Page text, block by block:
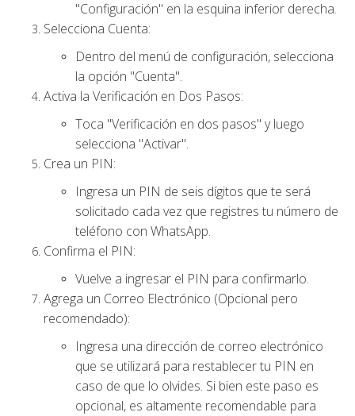
"Configuración" en la esquina inferior derecha.
Selecciona Cuenta:
Dentro del menú de configuración, selecciona
la opción "Cuenta".
Activa la Verificación en Dos Pasos:
Toca "Verificación en dos pasos" y luego
selecciona "Activar".
Crea un PIN:
Ingresa un PIN de seis dígitos que te será
solicitado cada vez que registres tu número de
teléfono con WhatsApp.
Confirma el PIN:
Vuelve a ingresar el PIN para confirmarlo.
Agrega un Correo Electrónico (Opcional pero
recomendado):
Ingresa una dirección de correo electrónico
que se utilizará para restablecer tu PIN en
caso de que lo olvides. Si bien este paso es
opcional, es altamente recomendable para